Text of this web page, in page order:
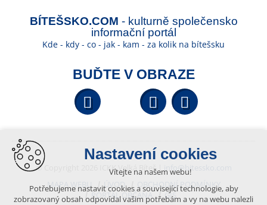
BÍTEŠSKO.COM - kulturně společensko
informační portál
Kde - kdy - co - jak - kam - za kolik na bítešsku
BUĎTE V OBRAZE
Facebook YouTube
© Copyright 2026 ICKK Velká Bíteš |
info@bitessko.com
MAPA WEBU
ÚVOD
OBCHODNÍ PODMÍNKY
PORTÁL OBČANA
GIS
Nastavení cookies
Vítejte na našem webu!
Potřebujeme nastavit cookies a související technologie, aby
zobrazovaný obsah odpovídal vašim potřebám a vy na webu nalezli